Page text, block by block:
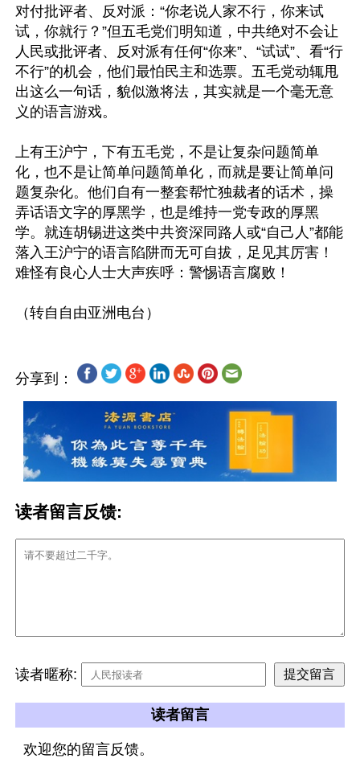
对付批评者、反对派：“你老说人家不行，你来试
试，你就行？”但五毛党们明知道，中共绝对不会让
人民或批评者、反对派有任何“你来”、“试试”、看“行
不行”的机会，他们最怕民主和选票。五毛党动辄甩
出这么一句话，貌似激将法，其实就是一个毫无意
义的语言游戏。
上有王沪宁，下有五毛党，不是让复杂问题简单
化，也不是让简单问题简单化，而就是要让简单问
题复杂化。他们自有一整套帮忙独裁者的话术，操
弄话语文字的厚黑学，也是维持一党专政的厚黑
学。就连胡锡进这类中共资深同路人或“自己人”都能
落入王沪宁的语言陷阱而无可自拔，足见其厉害！
难怪有良心人士大声疾呼：警惕语言腐败！
分享到：
读者留言反馈:
读者暱称:
读者留言
欢迎您的留言反馈。